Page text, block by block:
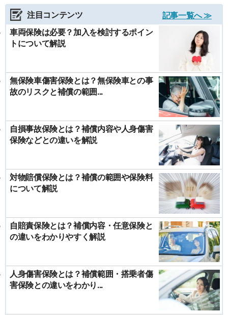
注目コンテンツ
記事一覧へ ≫
車両保険は必要？加入を検討するポイン
トについて解説
無保険車傷害保険とは？無保険車との事
故のリスクと補償の範囲...
自損事故保険とは？補償内容や人身傷害
保険などとの違いを解説
対物賠償保険とは？補償の範囲や保険料
について解説
自賠責保険とは？補償内容・任意保険と
の違いをわかりやすく解説
人身傷害保険とは？補償範囲・搭乗者傷
害保険との違いをわかり...